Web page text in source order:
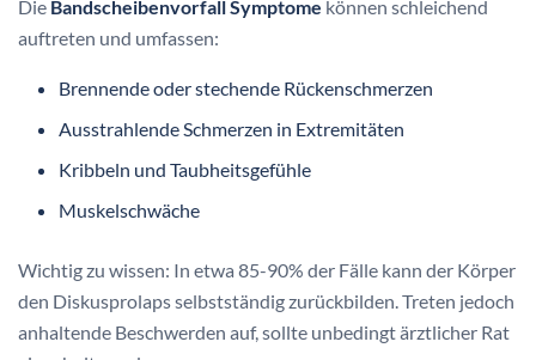
Die Bandscheibenvorfall Symptome können schleichend
auftreten und umfassen:
Brennende oder stechende Rückenschmerzen
Ausstrahlende Schmerzen in Extremitäten
Kribbeln und Taubheitsgefühle
Muskelschwäche
Wichtig zu wissen: In etwa 85-90% der Fälle kann der Körper
den Diskusprolaps selbstständig zurückbilden. Treten jedoch
anhaltende Beschwerden auf, sollte unbedingt ärztlicher Rat